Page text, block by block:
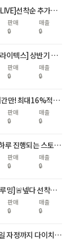
[🔴LIVE]선착순 추가할인+최대17%적립!역대급 하기스 브랜드데이🎈
판매
🔒
매출
🔒
[브라이텍스] 상반기 결산, WINNERS FAIR
판매
🔒
매출
🔒
1시간만! 최대16%적립🌊휴가지원 왔썸머🌊
판매
🔒
매출
🔒
단 하루 진행되는 스토케 네이버 단독 신제품 라이브 혜택 최대 11%!
판매
🔒
매출
🔒
[블루밍]🚨넾다 선착순 추가할인+최대17%적립! 하기스 멤버십데이🌟
판매
🔒
매출
🔒
27일 자정까지 다이치 카시트&통풍시트&침대 베스트셀러 최대 58% 혜택